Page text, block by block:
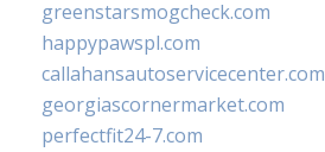
greenstarsmogcheck.com
happypawspl.com
callahansautoservicecenter.com
georgiascornermarket.com
perfectfit24-7.com